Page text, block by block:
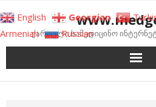
to
contentქართული სამედიცინო
English Georgian
Armenian
Russian